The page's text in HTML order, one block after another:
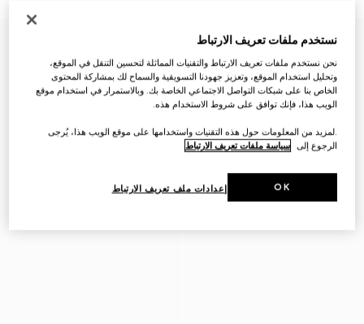
نستخدم ملفات تعريف الارتباط
نحن نستخدم ملفات تعريف الارتباط والتقنيات المماثلة لتحسين التنقل في الموقع،
وتحليل استخدام الموقع، وتعزيز جهودنا التسويقية والسماح لك بمشاركة المحتوى
الخاص بنا على شبكات التواصل الاجتماعي الخاصة بك. وبالاستمرار في استخدام موقع
الويب هذا، فإنك توافق على شروط الاستخدام هذه.
.لمزيد من المعلومات حول هذه التقنيات واستخدامها على موقع الويب هذا، يُرجى
الرجوع إلى سياسة ملفات تعريف الارتباط
إعدادات ملف تعريف الارتباط OK